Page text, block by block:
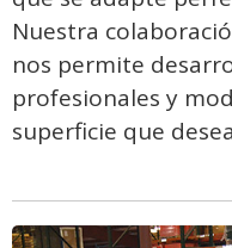
Nuestra
nos permite
profesionales y
superficie que